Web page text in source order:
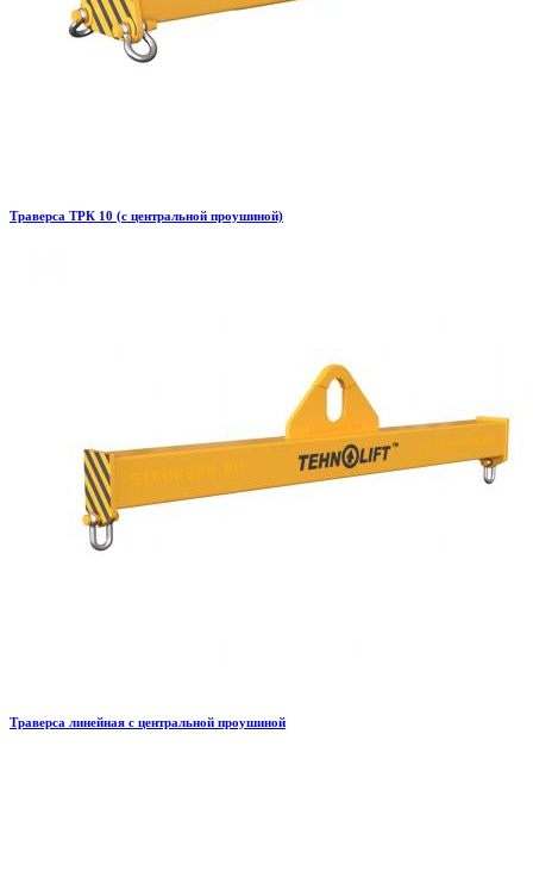
Траверса ТРК 10 (с центральной проушиной)
Траверса линейная с центральной проушиной